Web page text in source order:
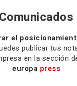
Comunicados
el
publicar tus
en la sección
europa press